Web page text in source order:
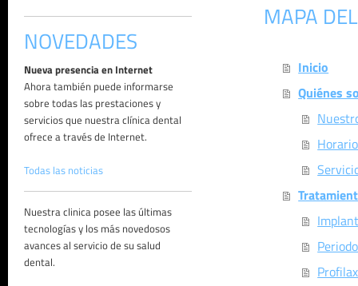
NOVEDADES
Nueva presencia en Internet
Ahora también puede informarse
sobre todas las prestaciones y
servicios que nuestra clínica dental
ofrece a través de Internet.
Todas las noticias
Nuestra clinica posee las últimas
tecnologías y los más novedosos
avances al servicio de su salud
dental.
MAPA
Inicio
Quiénes